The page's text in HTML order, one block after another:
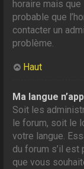
horaire mais que
probable que
contacter un
problème.
Haut
Ma langue
Soit les
le forum, soit le
votre langue.
du forum s’il est
que vous